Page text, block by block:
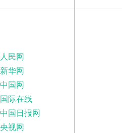
人民网
新华网
中国网
国际在线
中国日报网
央视网